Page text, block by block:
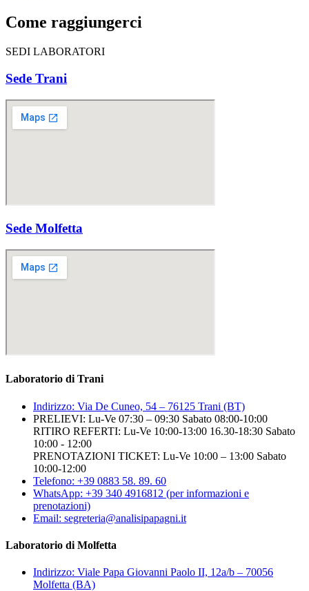
Come raggiungerci
SEDI LABORATORI
Sede Trani
Sede Molfetta
Laboratorio di Trani
Indirizzo: Via De Cuneo, 54 – 76125 Trani (BT)
PRELIEVI: Lu-Ve 07:30 – 09:30 Sabato 08:00-10:00
RITIRO REFERTI: Lu-Ve 10:00-13:00 16.30-18:30 Sabato
10:00 - 12:00
PRENOTAZIONI TICKET: Lu-Ve 10:00 – 13:00 Sabato
10:00-12:00
Telefono: +39 0883 58. 89. 60
WhatsApp: +39 340 4916812 (per informazioni e
prenotazioni)
Email: segreteria@analisipapagni.it
Laboratorio di Molfetta
Indirizzo: Viale Papa Giovanni Paolo II, 12a/b – 70056
Molfetta (BA)